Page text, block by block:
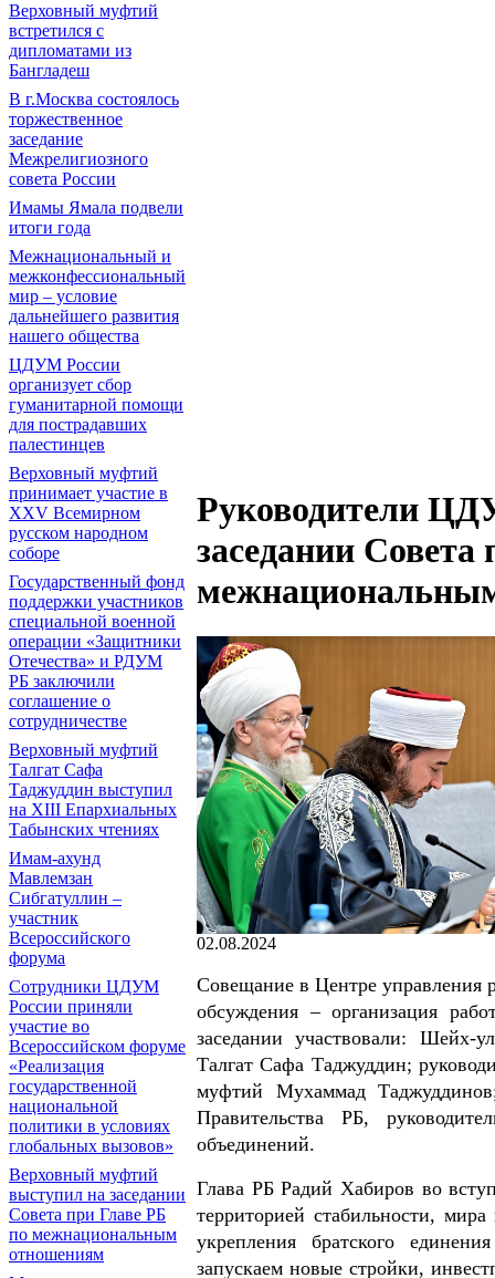
Верховный муфтий
встретился с
дипломатами из
Бангладеш
В г.Москва состоялось
торжественное
заседание
Межрелигиозного
совета России
Имамы Ямала подвели
итоги года
Межнациональный и
межконфессиональный
мир – условие
дальнейшего развития
нашего общества
ЦДУМ России
организует сбор
гуманитарной помощи
для пострадавших
палестинцев
Верховный муфтий
принимает участие в
XXV Всемирном
русском народном
соборе
Государственный фонд
поддержки участников
специальной военной
операции «Защитники
Отечества» и РДУМ
РБ заключили
соглашение о
сотрудничестве
Верховный муфтий
Талгат Сафа
Таджуддин выступил
на ХIII Епархиальных
Табынских чтениях
Имам-ахунд
Мавлемзан
Сибгатуллин –
участник
Всероссийского
форума
Сотрудники ЦДУМ
России приняли
участие во
Всероссийском форуме
«Реализация
государственной
национальной
политики в условиях
глобальных вызовов»
Верховный муфтий
выступил на заседании
Совета при Главе РБ
по межнациональным
отношениям
Руководители
заседании
02.08.2024
Совещание в Центре управления
обсуждения – организация
заседании участвовали:
Талгат Сафа Таджуддин;
муфтий Мухаммад
Правительства РБ,
объединений.
Глава РБ Радий Хабиров во
территорией стабильности,
укрепления братского
запускаем новые стройки,